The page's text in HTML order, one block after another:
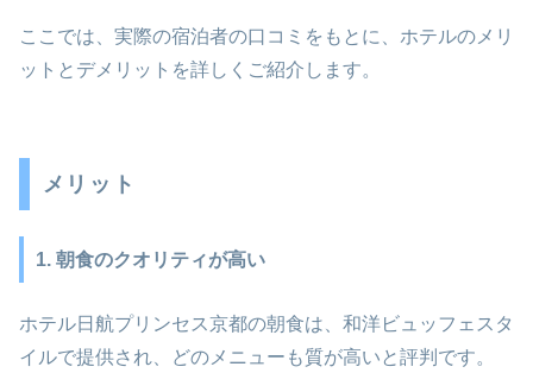
ここでは、実際の宿泊者の口コミをもとに、ホテルのメリ
ットとデメリットを詳しくご紹介します。
メリット
1. 朝食のクオリティが高い
ホテル日航プリンセス京都の朝食は、和洋ビュッフェスタ
イルで提供され、どのメニューも質が高いと評判です。